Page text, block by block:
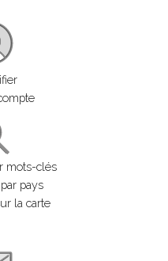
mots-clés
pays
la carte